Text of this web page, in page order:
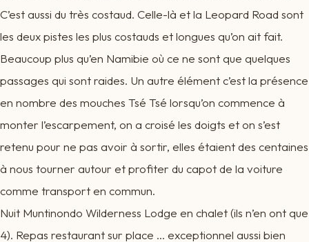
C’est aussi du très costaud. Celle-là et la Leopard Road sont
les deux pistes les plus costauds et longues qu’on ait fait.
Beaucoup plus qu’en Namibie où ce ne sont que quelques
passages qui sont raides. Un autre élément c’est la présence
en nombre des mouches Tsé Tsé lorsqu’on commence à
monter l’escarpement, on a croisé les doigts et on s’est
retenu pour ne pas avoir à sortir, elles étaient des centaines
à nous tourner autour et profiter du capot de la voiture
comme transport en commun.
Nuit Muntinondo Wilderness Lodge en chalet (ils n’en ont que
4). Repas restaurant sur place … exceptionnel aussi bien